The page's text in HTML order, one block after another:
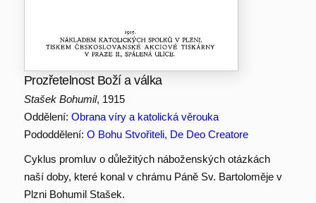
Prozřetelnost Boží a válka
Stašek Bohumil, 1915
Oddělení: Obrana víry a katolická věrouka
Pododdělení: O Bohu Stvořiteli, De Deo Creatore
Cyklus promluv o důležitých náboženských otázkách
naší doby, které konal v chrámu Páně Sv. Bartoloměje v
Plzni Bohumil Stašek.